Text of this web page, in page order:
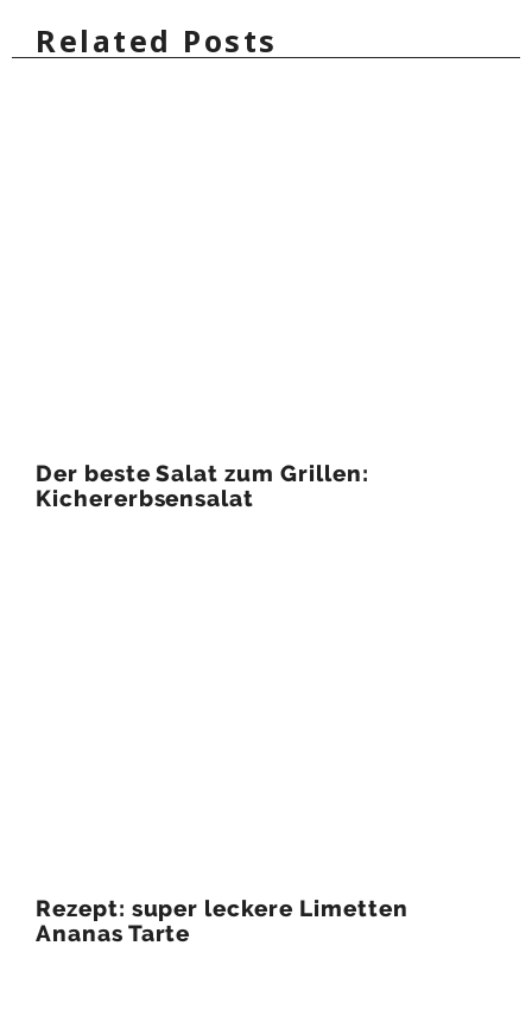
Related Posts
Der beste Salat zum Grillen:
Kichererbsensalat
Rezept: super leckere Limetten
Ananas Tarte